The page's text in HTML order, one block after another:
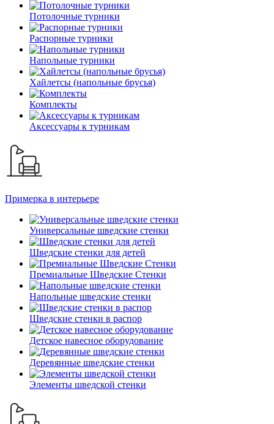
Потолочные турники
Распорные турники
Напольные турники
Хайлетсы (напольные брусья)
Комплекты
Аксессуары к турникам
Примерка в интерьере
Универсальные шведские стенки
Шведские стенки для детей
Премиальные Шведские Стенки
Напольные шведские стенки
Шведские стенки в распор
Детское навесное оборудование
Деревянные шведские стенки
Элементы шведской стенки